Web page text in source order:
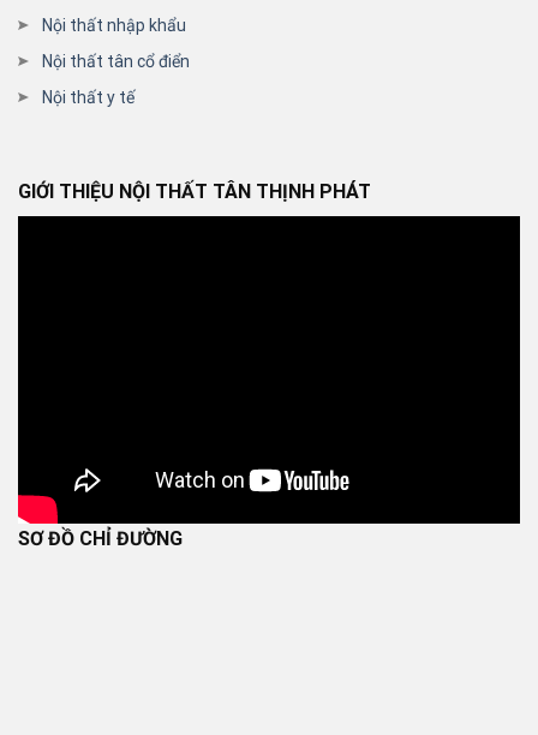
Nội thất nhập khẩu
Nội thất tân cổ điển
Nội thất y tế
GIỚI THIỆU NỘI THẤT TÂN THỊNH PHÁT
SƠ ĐỒ CHỈ ĐƯỜNG